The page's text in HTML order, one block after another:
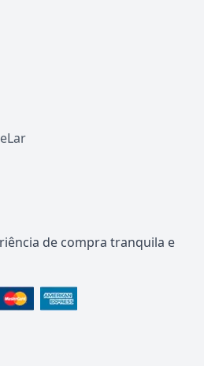
de compra tranquila e